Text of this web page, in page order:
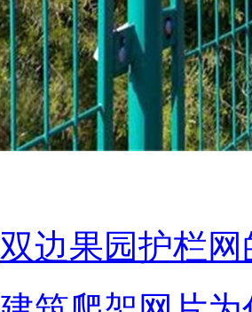
双边果园护栏